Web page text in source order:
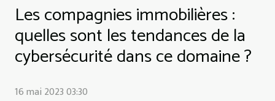
Les compagnies immobilières :
quelles sont les tendances de la
cybersécurité dans ce domaine ?
16 mai 2023 03:30